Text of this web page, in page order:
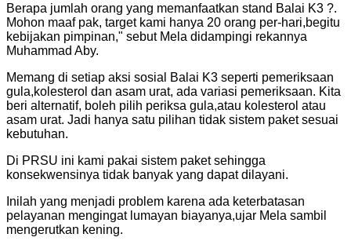
Berapa jumlah orang yang memanfaatkan stand Balai K3 ?.
Mohon maaf pak, target kami hanya 20 orang per-hari,begitu
kebijakan pimpinan," sebut Mela didampingi rekannya
Muhammad Aby.
Memang di setiap aksi sosial Balai K3 seperti pemeriksaan
gula,kolesterol dan asam urat, ada variasi pemeriksaan. Kita
beri alternatif, boleh pilih periksa gula,atau kolesterol atau
asam urat. Jadi hanya satu pilihan tidak sistem paket sesuai
kebutuhan.
Di PRSU ini kami pakai sistem paket sehingga
konsekwensinya tidak banyak yang dapat dilayani.
Inilah yang menjadi problem karena ada keterbatasan
pelayanan mengingat lumayan biayanya,ujar Mela sambil
mengerutkan kening.